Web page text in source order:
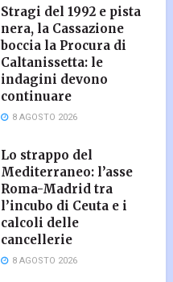
Stragi del 1992 e pista
nera, la Cassazione
boccia la Procura di
Caltanissetta: le
indagini devono
continuare
8 AGOSTO 2026
Lo strappo del
Mediterraneo: l’asse
Roma-Madrid tra
l’incubo di Ceuta e i
calcoli delle
cancellerie
8 AGOSTO 2026